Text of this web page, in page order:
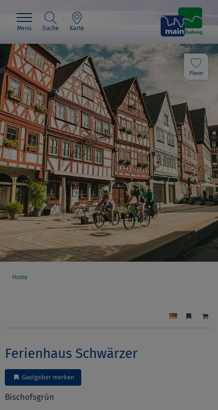
Menü Suche Karte
Planer
Home
Ferienhaus Schwärzer
Gastgeber merken
Bischofsgrün